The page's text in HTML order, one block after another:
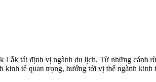
tái định vị ngành du lịch. Từ những cánh
tế quan trọng, hướng tới vị thế ngành kinh